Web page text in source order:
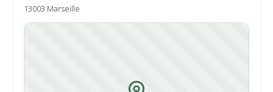
13003 Marseille